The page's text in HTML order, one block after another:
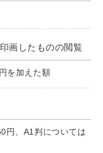
画したものの閲覧
を加えた額
円、A1判については